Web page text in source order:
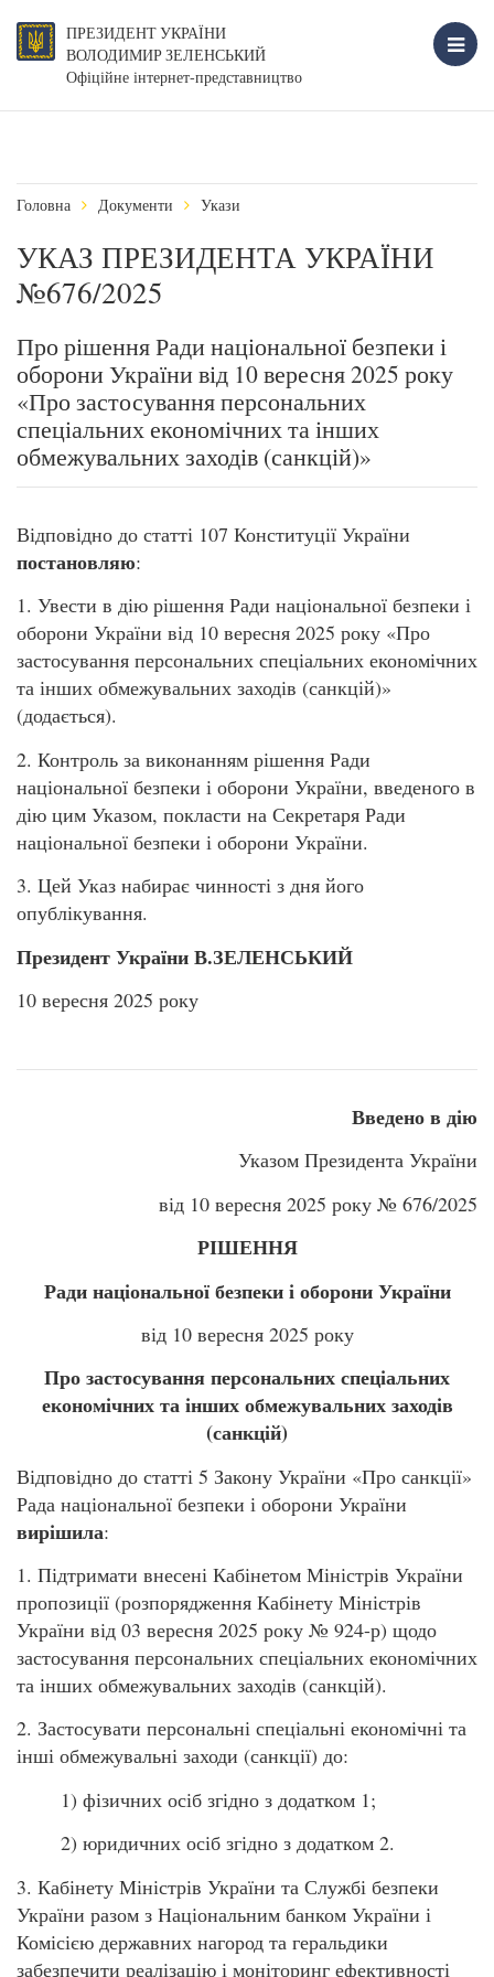
ПРЕЗИДЕНТ УКРАЇНИ
ВОЛОДИМИР ЗЕЛЕНСЬКИЙ
Офіційне інтернет-представництво
Головна Документи Укази
УКАЗ ПРЕЗИДЕНТА УКРАЇНИ
№676/2025
Про рішення Ради національної безпеки і
оборони України від 10 вересня 2025 року
«Про застосування персональних
спеціальних економічних та інших
обмежувальних заходів (санкцій)»
Відповідно до статті 107 Конституції України
постановляю:
1. Увести в дію рішення Ради національної безпеки і
оборони України від 10 вересня 2025 року «Про
застосування персональних спеціальних економічних
та інших обмежувальних заходів (санкцій)»
(додається).
2. Контроль за виконанням рішення Ради
національної безпеки і оборони України, введеного в
дію цим Указом, покласти на Секретаря Ради
національної безпеки і оборони України.
3. Цей Указ набирає чинності з дня його
опублікування.
Президент України В.ЗЕЛЕНСЬКИЙ
10 вересня 2025 року
Введено в дію
Указом Президента України
від 10 вересня 2025 року № 676/2025
РІШЕННЯ
Ради національної безпеки і оборони України
від 10 вересня 2025 року
Про застосування персональних спеціальних
економічних та інших обмежувальних заходів
(санкцій)
Відповідно до статті 5 Закону України «Про санкції»
Рада національної безпеки і оборони України
вирішила:
1. Підтримати внесені Кабінетом Міністрів України
пропозиції (розпорядження Кабінету Міністрів
України від 03 вересня 2025 року № 924-р) щодо
застосування персональних спеціальних економічних
та інших обмежувальних заходів (санкцій).
2. Застосувати персональні спеціальні економічні та
інші обмежувальні заходи (санкції) до:
1) фізичних осіб згідно з додатком 1;
2) юридичних осіб згідно з додатком 2.
3. Кабінету Міністрів України та Службі безпеки
України разом з Національним банком України і
Комісією державних нагород та геральдики
забезпечити реалізацію і моніторинг ефективності